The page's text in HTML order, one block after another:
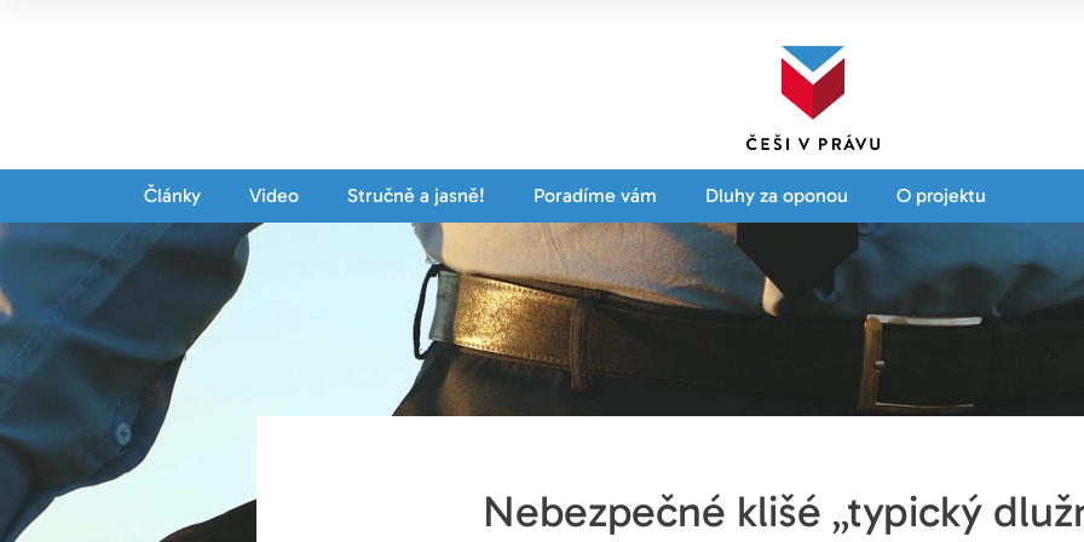
Články Video Stručně a jasně! Poradíme vám Dluhy za oponou O projektu
Nebezpečné klišé „typický